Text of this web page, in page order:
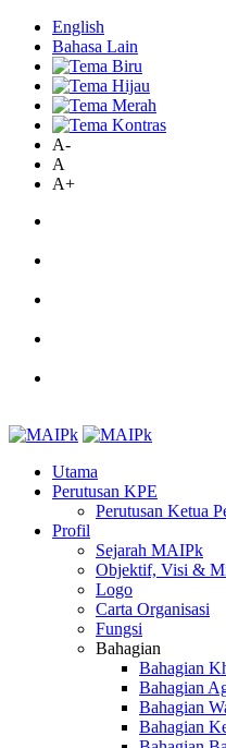
English
Bahasa Lain
A-
A
A+
Utama
Perutusan KPE
Perutusan Ketua
Profil
Sejarah MAIPk
Objektif, Visi &
Logo
Carta Organisasi
Fungsi
Bahagian
Bahagian
Bahagian
Bahagian
Bahagian